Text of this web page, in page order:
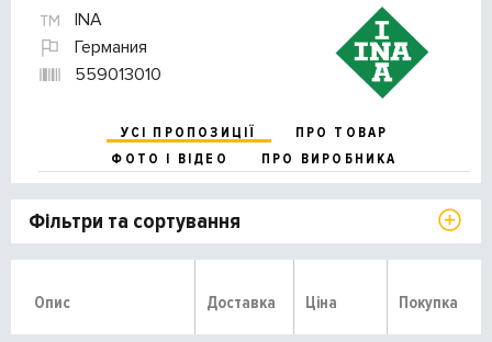
INA
Германия
559013010
УСІ ПРОПОЗИЦІЇ
ПРО ТОВАР
ФОТО І ВІДЕО
ПРО ВИРОБНИКА
Фільтри та сортування
Опис Доставка Ціна Покупка